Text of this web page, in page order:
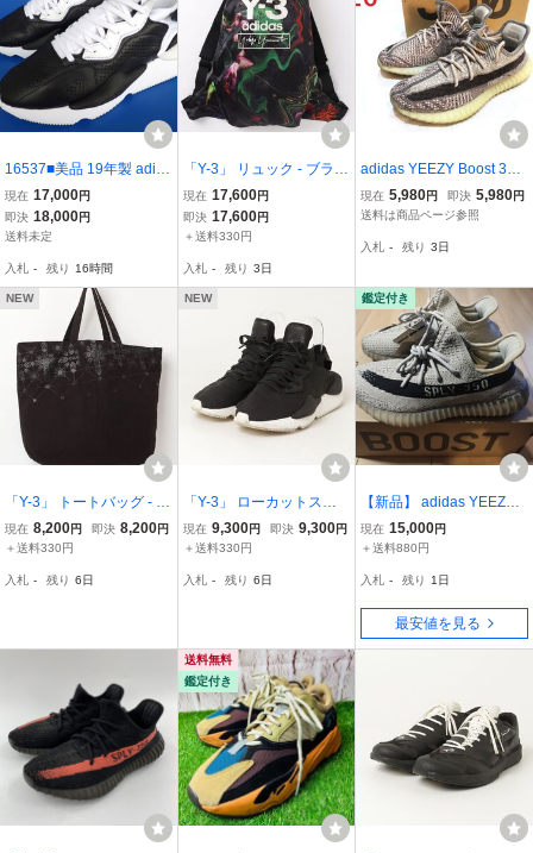
16537■美品 19年製 adid
as Y-3 アディダス ワイス
リー 27.5 cm KAIWA EH1
398 カイワ レザー スニー
現在 17,000円
即決 18,000円
送料未定
入札 - 残り 16時間
「Y-3」 リュック - ブラッ
ク メンズ
現在 17,600円
即決 17,600円
＋送料330円
入札 - 残り 3日
adidas YEEZY Boost 350
V2 Zyon 26㎝ US8 Used
中古 アディダス イージー
FZ1267
現在 5,980円 即決 5,980円
送料は商品ページ参照
入札 - 残り 3日
NEW
「Y-3」 トートバッグ - ブ
ラック レディース
現在 8,200円 即決 8,200円
＋送料330円
入札 - 残り 6日
NEW
「Y-3」 ローカットスニ
ーカー 26.5cm ブラック
メンズ
現在 9,300円 即決 9,300円
＋送料330円
入札 - 残り 6日
鑑定付き
【新品】 adidas YEEZY
BOOST イージーブースト
350V2 slate スレート 27c
現在 15,000円
＋送料880円
入札 - 残り 1日
最安値を見る
送料無料
鑑定付き